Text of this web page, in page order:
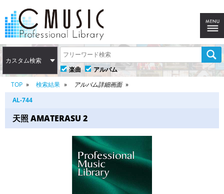
カスタム検索
楽曲
アルバム
TOP
検索結果
アルバム詳細画面
AL-744
天照 AMATERASU 2